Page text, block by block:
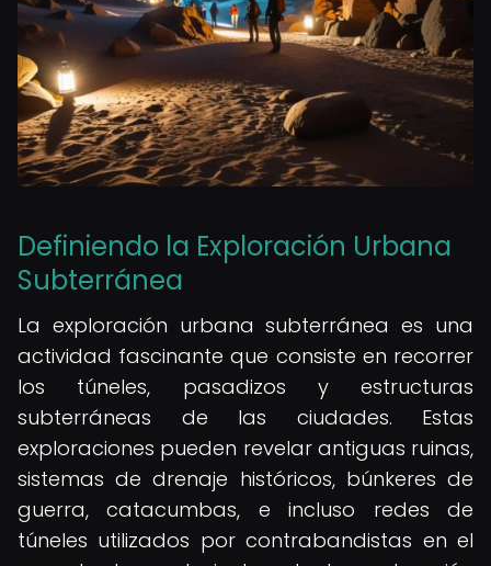
Definiendo la Exploración Urbana
Subterránea
La exploración urbana subterránea es una
actividad fascinante que consiste en recorrer
los túneles, pasadizos y estructuras
subterráneas de las ciudades. Estas
exploraciones pueden revelar antiguas ruinas,
sistemas de drenaje históricos, búnkeres de
guerra, catacumbas, e incluso redes de
túneles utilizados por contrabandistas en el